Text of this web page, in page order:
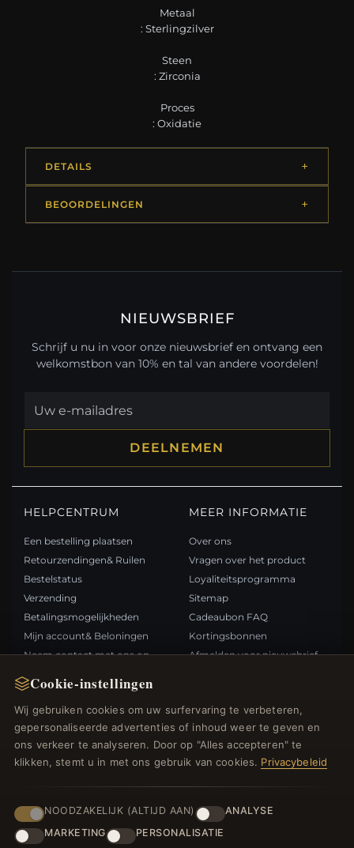
Cookie-instellingen
Wij gebruiken cookies om uw surfervaring te verbeteren,
gepersonaliseerde advertenties of inhoud weer te geven en
ons verkeer te analyseren. Door op "Alles accepteren" te
klikken, stemt u in met ons gebruik van cookies. Privacybeleid
NOODZAKELIJK (ALTIJD AAN)
ANALYSE
MARKETING
PERSONALISATIE
Metaal
: Sterlingzilver
Steen
: Zirconia
Proces
: Oxidatie
DETAILS
BEOORDELINGEN
NIEUWSBRIEF
Schrijf u nu in voor onze nieuwsbrief en ontvang een
welkomstbon van 10% en tal van andere voordelen!
DEELNEMEN
HELPCENTRUM
Een bestelling plaatsen
Retourzendingen& Ruilen
Bestelstatus
Verzending
Betalingsmogelijkheden
Mijn account& Beloningen
Neem contact met ons op
MEER INFORMATIE
Over ons
Vragen over het product
Loyaliteitsprogramma
Sitemap
Cadeaubon FAQ
Kortingsbonnen
Afmelden voor nieuwsbrief
Nieuwe producten
Specials
Blog
Inloggen
BETAALMETHODEN